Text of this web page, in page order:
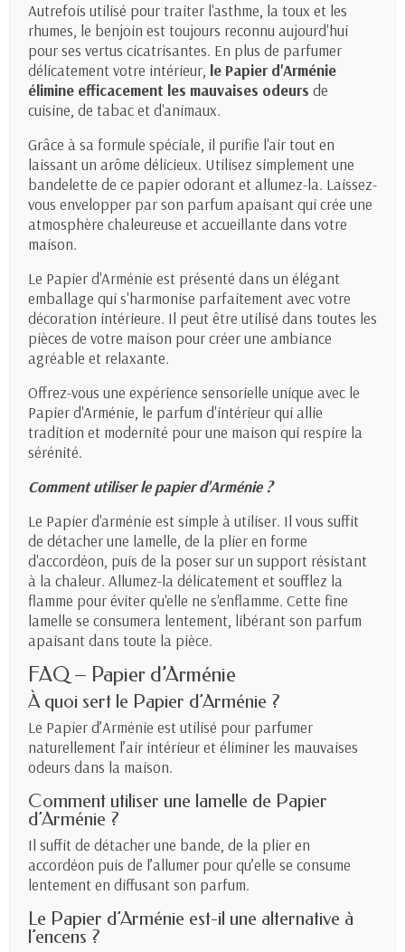
Autrefois utilisé pour traiter l'asthme, la toux et les
rhumes, le benjoin est toujours reconnu aujourd'hui
pour ses vertus cicatrisantes. En plus de parfumer
délicatement votre intérieur, le Papier d'Arménie
élimine efficacement les mauvaises odeurs de
cuisine, de tabac et d'animaux.
Grâce à sa formule spéciale, il purifie l'air tout en
laissant un arôme délicieux. Utilisez simplement une
bandelette de ce papier odorant et allumez-la. Laissez-
vous envelopper par son parfum apaisant qui crée une
atmosphère chaleureuse et accueillante dans votre
maison.
Le Papier d'Arménie est présenté dans un élégant
emballage qui s'harmonise parfaitement avec votre
décoration intérieure. Il peut être utilisé dans toutes les
pièces de votre maison pour créer une ambiance
agréable et relaxante.
Offrez-vous une expérience sensorielle unique avec le
Papier d'Arménie, le parfum d'intérieur qui allie
tradition et modernité pour une maison qui respire la
sérénité.
Comment utiliser le papier d'Arménie ?
Le Papier d'arménie est simple à utiliser. Il vous suffit
de détacher une lamelle, de la plier en forme
d'accordéon, puis de la poser sur un support résistant
à la chaleur. Allumez-la délicatement et soufflez la
flamme pour éviter qu'elle ne s'enflamme. Cette fine
lamelle se consumera lentement, libérant son parfum
apaisant dans toute la pièce.
FAQ – Papier d’Arménie
À quoi sert le Papier d’Arménie ?
Le Papier d’Arménie est utilisé pour parfumer
naturellement l’air intérieur et éliminer les mauvaises
odeurs dans la maison.
Comment utiliser une lamelle de Papier
d’Arménie ?
Il suffit de détacher une bande, de la plier en
accordéon puis de l’allumer pour qu’elle se consume
lentement en diffusant son parfum.
Le Papier d’Arménie est-il une alternative à
l’encens ?